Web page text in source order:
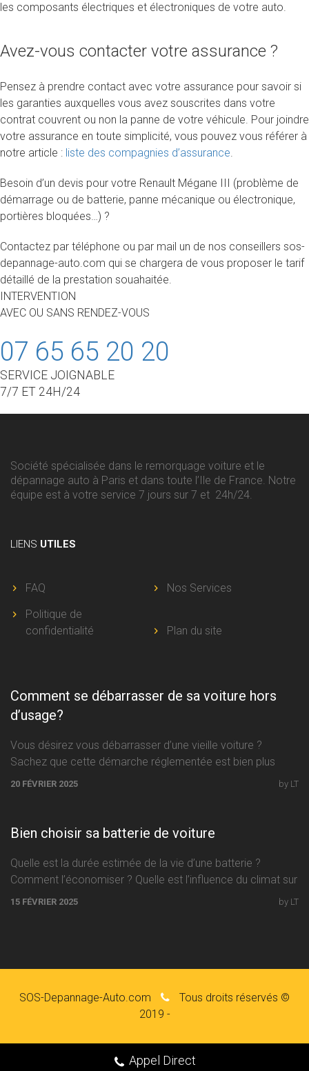
les composants électriques et électroniques de votre auto.
Avez-vous contacter votre assurance ?
Pensez à prendre contact avec votre assurance pour savoir si
les garanties auxquelles vous avez souscrites dans votre
contrat couvrent ou non la panne de votre véhicule. Pour joindre
votre assurance en toute simplicité, vous pouvez vous référer à
notre article : liste des compagnies d’assurance.
Besoin d’un devis pour votre Renault Mégane III (problème de
démarrage ou de batterie, panne mécanique ou électronique,
portières bloquées…) ?
Contactez par téléphone ou par mail un de nos conseillers sos-
depannage-auto.com qui se chargera de vous proposer le tarif
détaillé de la prestation souahaitée.
INTERVENTION
AVEC OU SANS RENDEZ-VOUS
07 65 65 20 20
SERVICE JOIGNABLE
7/7 ET 24H/24
Société spécialisée dans le remorquage voiture et le
dépannage auto à Paris et dans toute l’Ile de France. Notre
équipe est à votre service 7 jours sur 7 et 24h/24.
LIENS UTILES
FAQ
Nos Services
Politique de
confidentialité
Plan du site
Comment se débarrasser de sa voiture hors
d’usage?
Vous désirez vous débarrasser d’une vieille voiture ?
Sachez que cette démarche réglementée est bien plus
facile à accomplir que
20 FÉVRIER 2025 by LT
Bien choisir sa batterie de voiture
Quelle est la durée estimée de la vie d’une batterie ?
Comment l’économiser ? Quelle est l’influence du climat sur
15 FÉVRIER 2025 by LT
SOS-Depannage-Auto.com
Tous droits réservés ©
2019 -
Appel Direct